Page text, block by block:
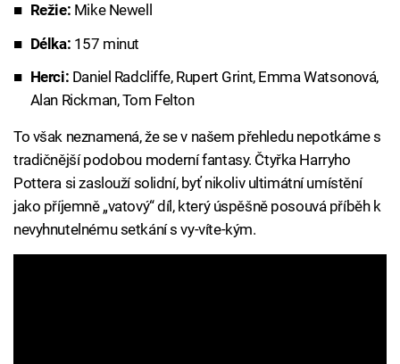
Režie: Mike Newell
Délka: 157 minut
Herci: Daniel Radcliffe, Rupert Grint, Emma Watsonová,
Alan Rickman, Tom Felton
To však neznamená, že se v našem přehledu nepotkáme s
tradičnější podobou moderní fantasy. Čtyřka Harryho
Pottera si zaslouží solidní, byť nikoliv ultimátní umístění
jako příjemně „vatový“ díl, který úspěšně posouvá příběh k
nevyhnutelnému setkání s vy-víte-kým.